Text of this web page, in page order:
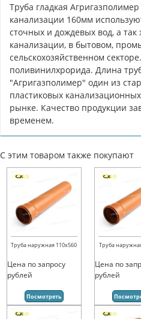
Труба гладкая
канализации 160мм
сточных и дождевых вод, а
канализации, в бытовом,
сельскохозяйственном
поливинилхрорида. Длина
"Агригазполимер" один из
пластиковых
рынке. Качество продукции
временем.
С этим товаром также покупают
Труба наружная 110х560
Цена по запросу
рублей
Посмотреть
Труба
Цена по
рублей